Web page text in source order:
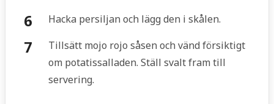
Hacka persiljan och lägg den i skålen.
Tillsätt mojo rojo såsen och vänd försiktigt
om potatissalladen. Ställ svalt fram till
servering.